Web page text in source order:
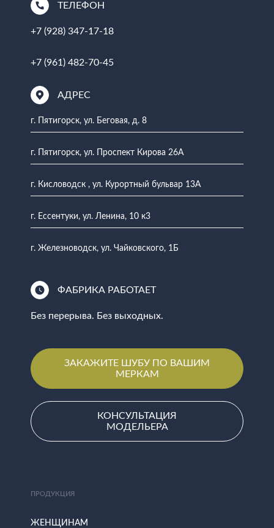
ТЕЛЕФОН
+7 (928) 347-17-18
+7 (961) 482-70-45
АДРЕС
г. Пятигорск, ул. Беговая, д. 8
г. Пятигорск, ул. Проспект Кирова 26А
г. Кисловодск , ул. Курортный бульвар 13А
г. Ессентуки, ул. Ленина, 10 к3
г. Железноводск, ул. Чайковского, 1Б
ФАБРИКА РАБОТАЕТ
Без перерыва. Без выходных.
ЗАКАЖИТЕ ШУБУ ПО ВАШИМ
МЕРКАМ
КОНСУЛЬТАЦИЯ
МОДЕЛЬЕРА
ПРОДУКЦИЯ
ЖЕНЩИНАМ